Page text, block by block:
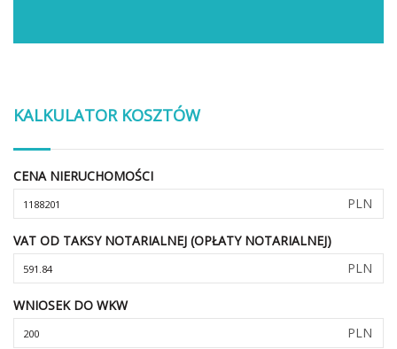
KALKULATOR KOSZTÓW
CENA NIERUCHOMOŚCI
PLN
VAT OD TAKSY NOTARIALNEJ (OPŁATY NOTARIALNEJ)
PLN
WNIOSEK DO WKW
PLN